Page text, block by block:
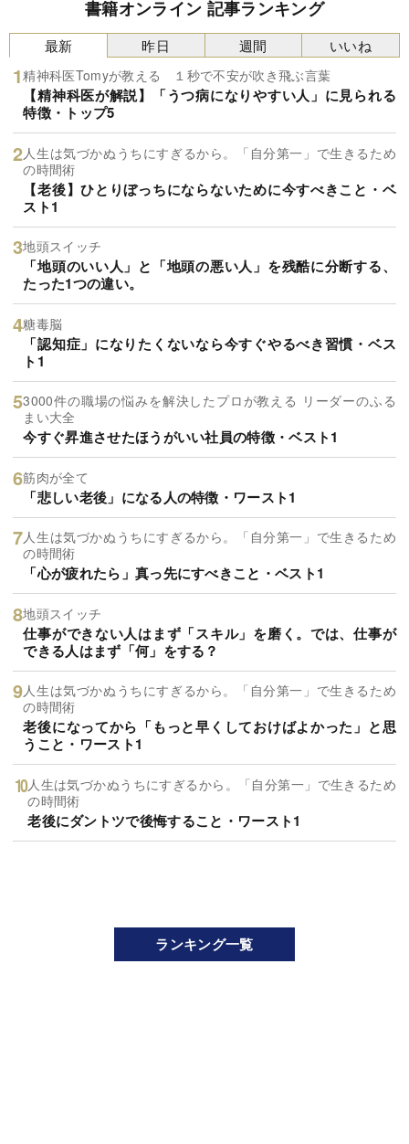
書籍オンライン 記事ランキング
最新
精神科医Tomyが教える １秒で不安が吹き飛ぶ言葉
【精神科医が解説】「うつ病になりやすい人」に見られる
特徴・トップ5
人生は気づかぬうちにすぎるから。「自分第一」で生きるため
の時間術
【老後】ひとりぼっちにならないために今すべきこと・ベ
スト1
地頭スイッチ
「地頭のいい人」と「地頭の悪い人」を残酷に分断する、
たった1つの違い。
糖毒脳
「認知症」になりたくないなら今すぐやるべき習慣・ベス
ト1
3000件の職場の悩みを解決したプロが教える リーダーのふる
まい大全
今すぐ昇進させたほうがいい社員の特徴・ベスト1
筋肉が全て
「悲しい老後」になる人の特徴・ワースト1
人生は気づかぬうちにすぎるから。「自分第一」で生きるため
の時間術
「心が疲れたら」真っ先にすべきこと・ベスト1
地頭スイッチ
仕事ができない人はまず「スキル」を磨く。では、仕事が
できる人はまず「何」をする？
人生は気づかぬうちにすぎるから。「自分第一」で生きるため
の時間術
老後になってから「もっと早くしておけばよかった」と思
うこと・ワースト1
人生は気づかぬうちにすぎるから。「自分第一」で生きるため
の時間術
老後にダントツで後悔すること・ワースト1
昨日 週間 いいね
ランキング一覧